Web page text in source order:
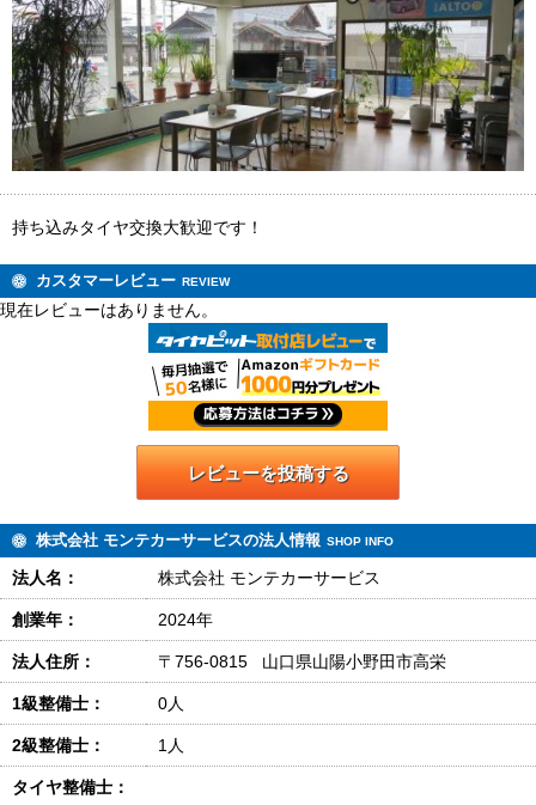
持ち込みタイヤ交換大歓迎です！
カスタマーレビュー REVIEW
現在レビューはありません。
レビューを投稿する
株式会社 モンテカーサービスの法人情報 SHOP INFO
法人名： 株式会社 モンテカーサービス
創業年： 2024年
法人住所： 〒756-0815 山口県山陽小野田市高栄
1級整備士： 0人
2級整備士： 1人
タイヤ整備士：